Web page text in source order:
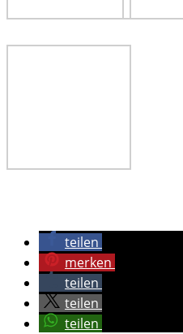
teilen
merken
teilen
teilen
teilen